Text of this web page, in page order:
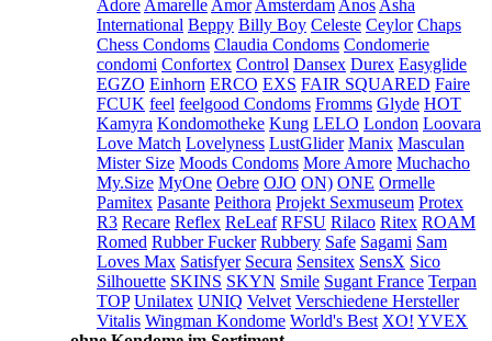
Adore Amarelle Amor Amsterdam Anos Asha
International Beppy Billy Boy Celeste Ceylor Chaps
Chess Condoms Claudia Condoms Condomerie
condomi Confortex Control Dansex Durex Easyglide
EGZO Einhorn ERCO EXS FAIR SQUARED Faire
FCUK feel feelgood Condoms Fromms Glyde HOT
Kamyra Kondomotheke Kung LELO London Loovara
Love Match Lovelyness LustGlider Manix Masculan
Mister Size Moods Condoms More Amore Muchacho
My.Size MyOne Oebre OJO ON) ONE Ormelle
Pamitex Pasante Peithora Projekt Sexmuseum Protex
R3 Recare Reflex ReLeaf RFSU Rilaco Ritex ROAM
Romed Rubber Fucker Rubbery Safe Sagami Sam
Loves Max Satisfyer Secura Sensitex SensX Sico
Silhouette SKINS SKYN Smile Sugant France Terpan
TOP Unilatex UNIQ Velvet Verschiedene Hersteller
Vitalis Wingman Kondome World's Best XO! YVEX